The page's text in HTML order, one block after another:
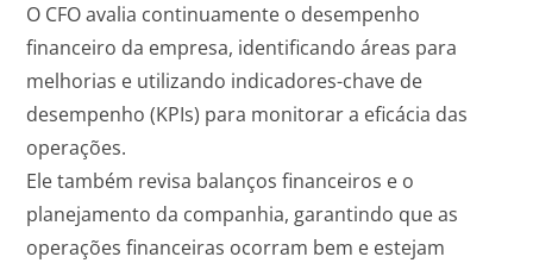
O CFO avalia continuamente o desempenho
financeiro da empresa, identificando áreas para
melhorias e utilizando indicadores-chave de
desempenho (KPIs) para monitorar a eficácia das
operações.
Ele também revisa balanços financeiros e o
planejamento da companhia, garantindo que as
operações financeiras ocorram bem e estejam